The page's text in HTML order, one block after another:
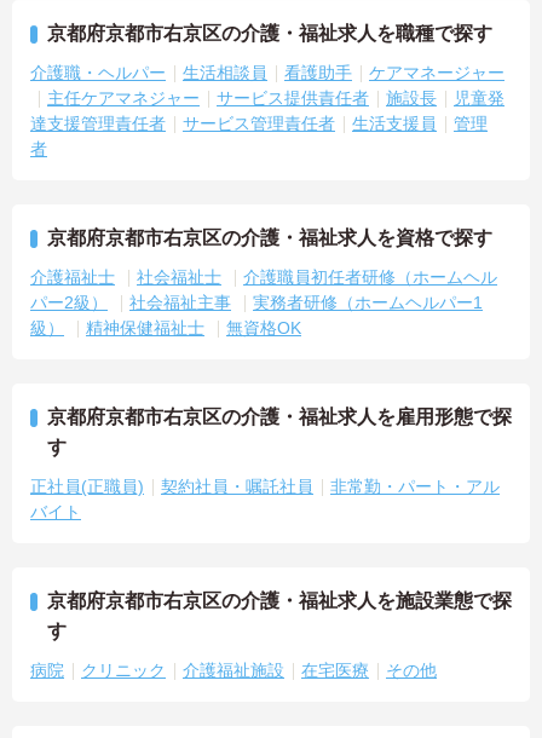
京都府京都市右京区の介護・福祉求人を職種で探す
介護職・ヘルパー 生活相談員 看護助手
ケアマネージャー
主任ケアマネジャー
サービス提供責任者 施設長
児童発
達支援管理責任者
サービス管理責任者 生活支援員
管理
者
京都府京都市右京区の介護・福祉求人を資格で探す
介護福祉士 社会福祉士
介護職員初任者研修（ホームヘル
パー2級）
社会福祉主事
実務者研修（ホームヘルパー1
級）
精神保健福祉士 無資格OK
京都府京都市右京区の介護・福祉求人を雇用形態で探
す
正社員(正職員) 契約社員・嘱託社員
非常勤・パート・アル
バイト
京都府京都市右京区の介護・福祉求人を施設業態で探
す
病院 クリニック 介護福祉施設 在宅医療 その他